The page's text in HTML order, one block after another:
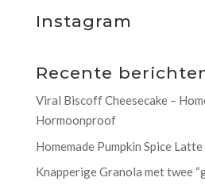
Instagram
Recente
Viral Biscoff Cheesecake –
Hormoonproof
Homemade Pumpkin Spice Latte
Knapperige Granola met twee